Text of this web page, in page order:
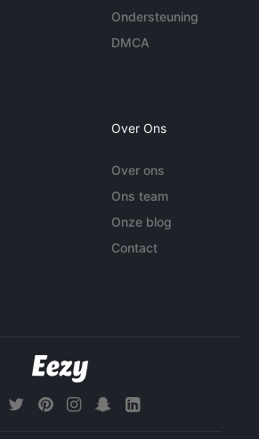
Ondersteuning
DMCA
Over Ons
Over ons
Ons team
Onze blog
Contact